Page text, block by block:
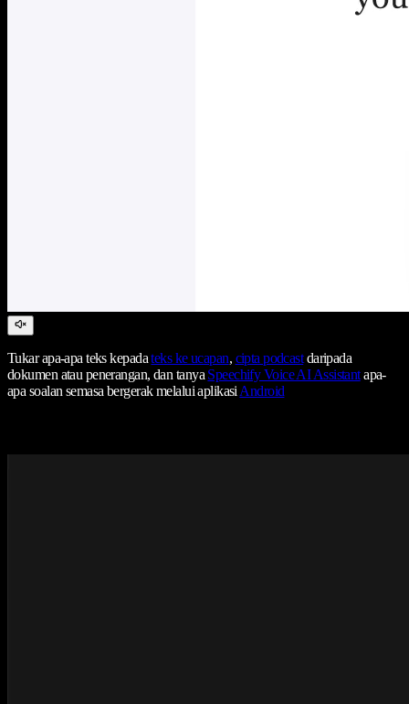
Tukar apa-apa teks kepadateks ke ucapan, cipta podcastdaripada
dokumen atau penerangan, dan tanyaSpeechify Voice AI Assistantapa-
apa soalan semasa bergerak melalui aplikasiAndroid